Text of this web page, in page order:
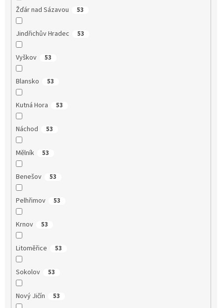
Žďár nad Sázavou 53
Jindřichův Hradec 53
Vyškov 53
Blansko 53
Kutná Hora 53
Náchod 53
Mělník 53
Benešov 53
Pelhřimov 53
Krnov 53
Litoměřice 53
Sokolov 53
Nový Jičín 53